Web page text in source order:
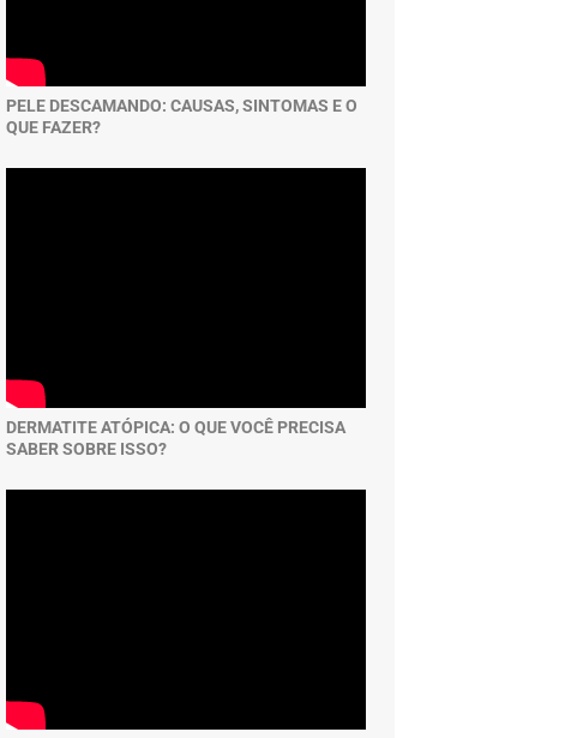
PELE DESCAMANDO: CAUSAS, SINTOMAS E O
QUE FAZER?
DERMATITE ATÓPICA: O QUE VOCÊ PRECISA
SABER SOBRE ISSO?